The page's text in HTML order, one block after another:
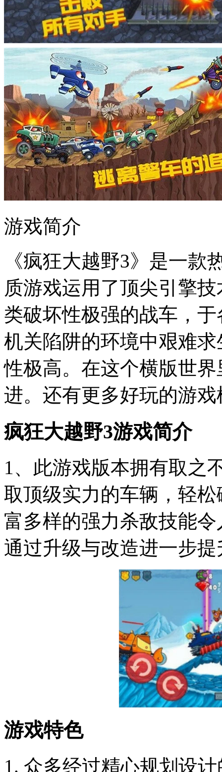
游戏简介
《疯狂大越野3》是一
质游戏运用了顶尖引擎
类破坏性极强的战车，
机关陷阱的环境中艰难
性极高。在这个横版世
进。还有更多好玩的游
疯狂大越野3游戏简介
1、此游戏版本拥有取之
取顶级实力的车辆，轻
富多样的强力杀敌技能
通过升级与改造进一步
游戏特色
1. 众多经过精心规划设